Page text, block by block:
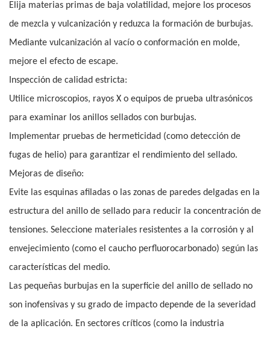
Elija materias primas de baja volatilidad, mejore los procesos
de mezcla y vulcanización y reduzca la formación de burbujas.
Mediante vulcanización al vacío o conformación en molde,
mejore el efecto de escape.
Inspección de calidad estricta:
Utilice microscopios, rayos X o equipos de prueba ultrasónicos
para examinar los anillos sellados con burbujas.
Implementar pruebas de hermeticidad (como detección de
fugas de helio) para garantizar el rendimiento del sellado.
Mejoras de diseño:
Evite las esquinas afiladas o las zonas de paredes delgadas en la
estructura del anillo de sellado para reducir la concentración de
tensiones. Seleccione materiales resistentes a la corrosión y al
envejecimiento (como el caucho perfluorocarbonado) según las
características del medio.
Las pequeñas burbujas en la superficie del anillo de sellado no
son inofensivas y su grado de impacto depende de la severidad
de la aplicación. En sectores críticos (como la industria